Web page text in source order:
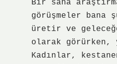
Bir saha
görüşmeler
üretir ve
olarak
Kadınlar,